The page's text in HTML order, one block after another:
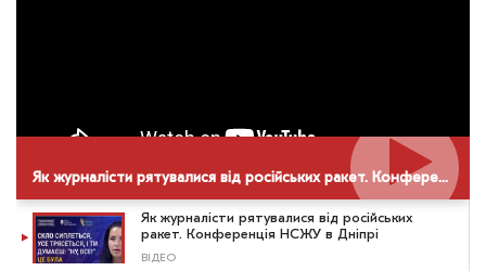
Як журналісти рятувалися від російських ракет. Конференція НСЖУ в Дніпрі
Як журналісти рятувалися від російських
ракет. Конференція НСЖУ в Дніпрі
ВІДЕО